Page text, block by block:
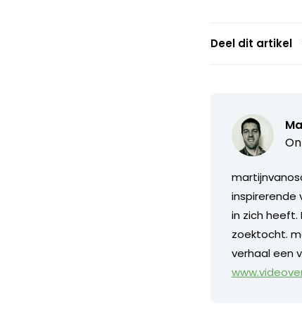
Deel dit artikel
inspirerende
in zich heeft.
zoektocht.
verhaal een